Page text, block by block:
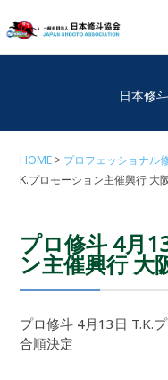
日本修
HOME プロフェッショナル
K.プロモーション主催興行 大
プロ修斗 4月
ン主催興行 大
プロ修斗 4月13日 T.K.
合順決定